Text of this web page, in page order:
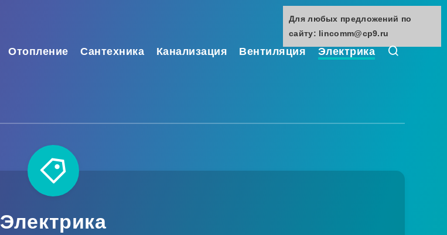
Отопление Сантехника Канализация Вентиляция Электрика
Электрика
Для любых предложений по
сайту: lincomm@cp9.ru